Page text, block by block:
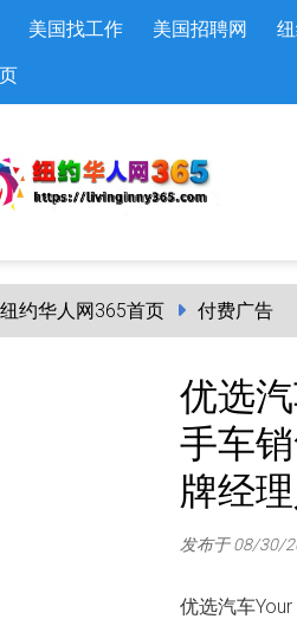
美国找工作 美国招聘网
纽约华人网365首页 付费广告
优选
手车
牌经
发布于 08/30/
优选汽车